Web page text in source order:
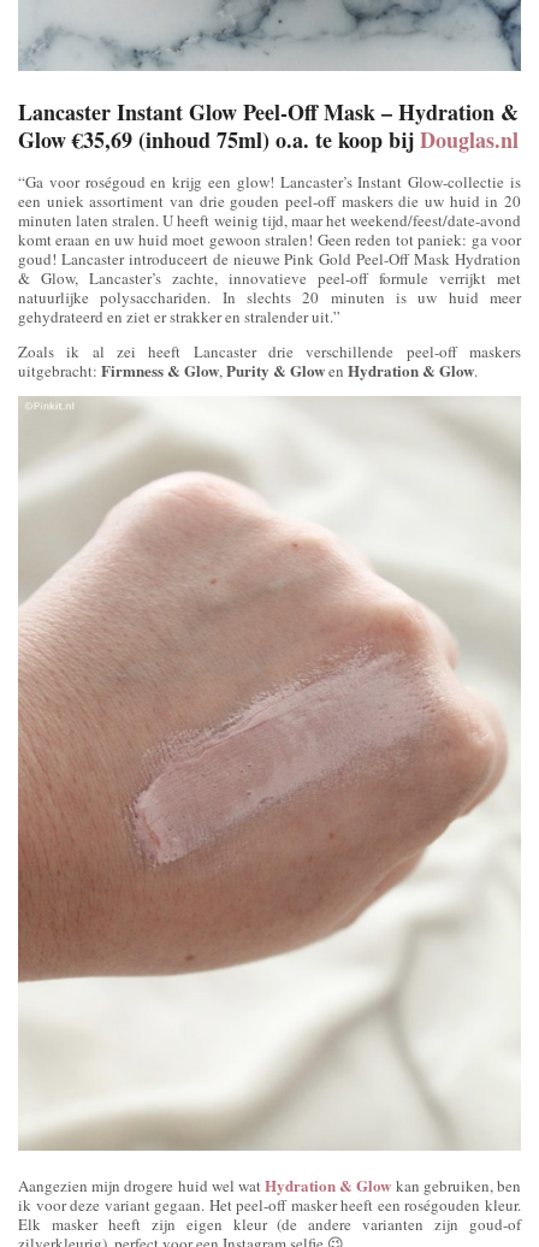
Lancaster Instant Glow Peel-Off Mask – Hydration &
Glow €35,69 (inhoud 75ml) o.a. te koop bijDouglas.nl
“Ga voor roségoud en krijg een glow! Lancaster’s Instant Glow-collectie is
een uniek assortiment van drie gouden peel-off maskers die uw huid in 20
minuten laten stralen. U heeft weinig tijd, maar het weekend/feest/date-avond
komt eraan en uw huid moet gewoon stralen! Geen reden tot paniek: ga voor
goud! Lancaster introduceert de nieuwe Pink Gold Peel-Off Mask Hydration
& Glow, Lancaster’s zachte, innovatieve peel-off formule verrijkt met
natuurlijke polysacchariden. In slechts 20 minuten is uw huid meer
gehydrateerd en ziet er strakker en stralender uit.”
Zoals ik al zei heeft Lancaster drie verschillende peel-off maskers
uitgebracht: Firmness & Glow,Purity & Glowen Hydration & Glow.
Aangezien mijn drogere huid wel watHydration & Glow kan gebruiken, ben
ik voor deze variant gegaan. Het peel-off masker heeft een roségouden kleur.
Elk masker heeft zijn eigen kleur (de andere varianten zijn goud-of